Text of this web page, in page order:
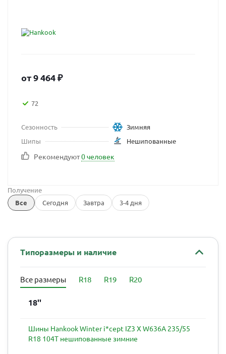
от9 464₽
72
Сезонность
Зимняя
Шипы
Нешипованные
Рекомендуют0 человек
Получение
Все
Сегодня Завтра 3-4 дня
Типоразмеры и наличие
Все размеры R18 R19 R20
18''
Шины Hankook Winter i*cept IZ3 X W636A 235/55
R18 104T нешипованные зимние